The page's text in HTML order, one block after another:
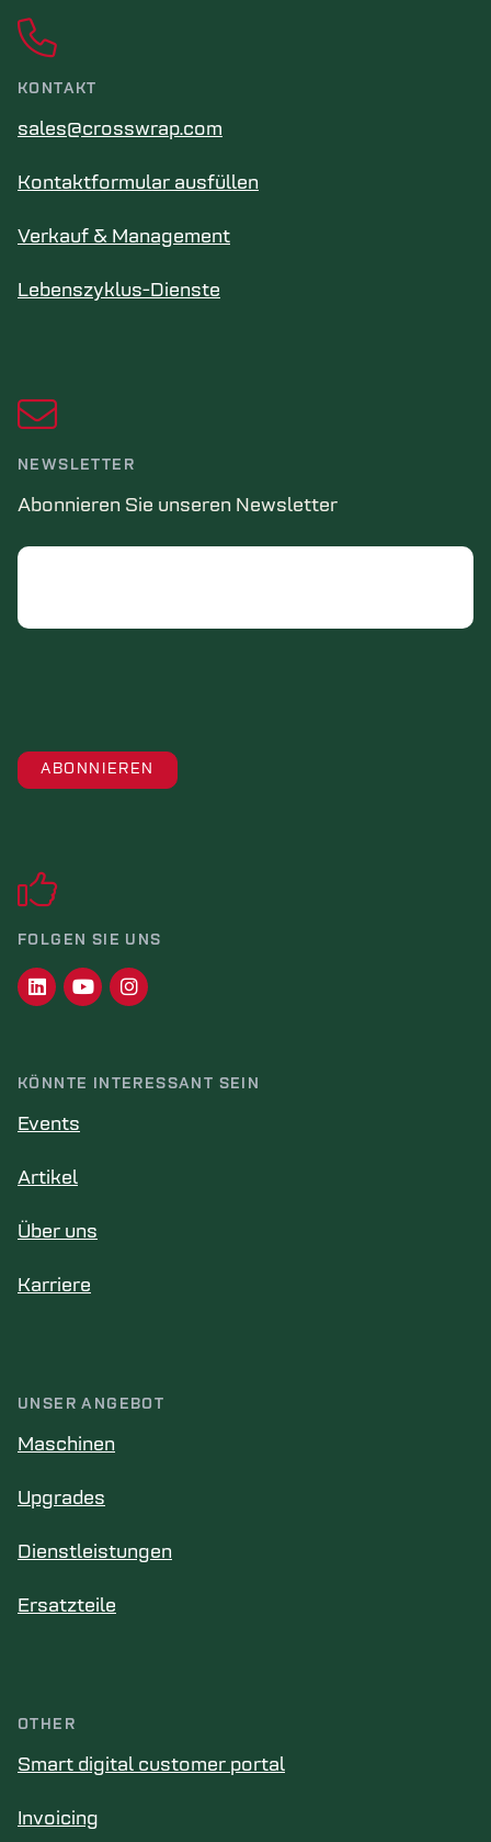
KONTAKT
sales@crosswrap.com
Kontaktformular ausfüllen
Verkauf & Management
Lebenszyklus-Dienste
NEWSLETTER
Abonnieren Sie unseren Newsletter
Email
FOLGEN SIE UNS
KÖNNTE INTERESSANT SEIN
Events
Artikel
Über uns
Karriere
UNSER ANGEBOT
Maschinen
Upgrades
Dienstleistungen
Ersatzteile
OTHER
Smart digital customer portal
Invoicing